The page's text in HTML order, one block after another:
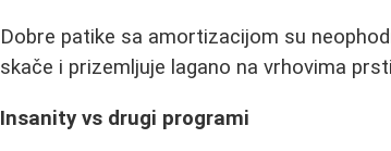
Dobre patike sa amortizacijom su
skače i prizemljuje lagano na vrhovima
Insanity vs drugi programi